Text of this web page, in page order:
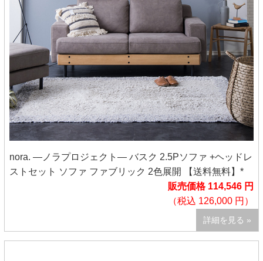
nora. ―ノラプロジェクト― バスク 2.5Pソファ +ヘッドレ
ストセット ソファ ファブリック 2色展開 【送料無料】*
販売価格 114,546 円
（税込 126,000 円）
詳細を見る »